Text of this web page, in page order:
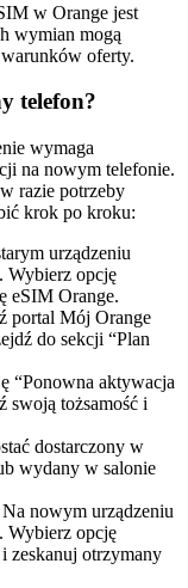
w Orange jest
wymian mogą
oferty.
telefon?
wymaga
na nowym telefonie.
razie potrzeby
krok po kroku:
urządzeniu
Wybierz opcję
eSIM Orange.
portal Mój Orange
do sekcji “Plan
“Ponowna aktywacja
swoją tożsamość i
dostarczony w
wydany w salonie
Na nowym urządzeniu
Wybierz opcję
zeskanuj otrzymany